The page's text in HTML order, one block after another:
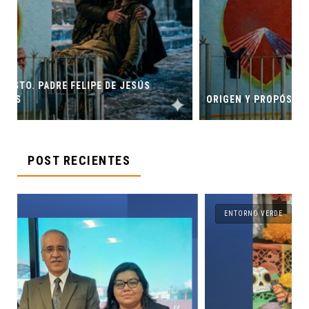
ORIGEN Y PROPÓSITO DE CASA INDI
POST RECIENTES